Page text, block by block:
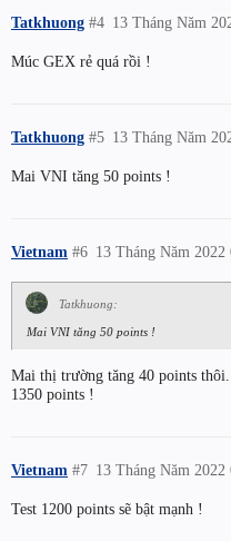
Tatkhuong 13 Tháng Năm
#4
Múc GEX rẻ quá rồi !
Tatkhuong 13 Tháng Năm
#5
Mai VNI tăng 50 points !
Vietnam 13 Tháng Năm 2022
#6
Tatkhuong:
Mai VNI tăng 50 points !
Mai thị trường tăng 40 points
1350 points !
Vietnam 13 Tháng Năm 2022
#7
Test 1200 points sẽ bật mạnh !